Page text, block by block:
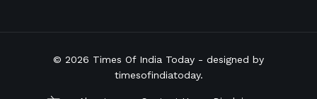
© 2026 Times Of India Today - designed by
timesofindiatoday.